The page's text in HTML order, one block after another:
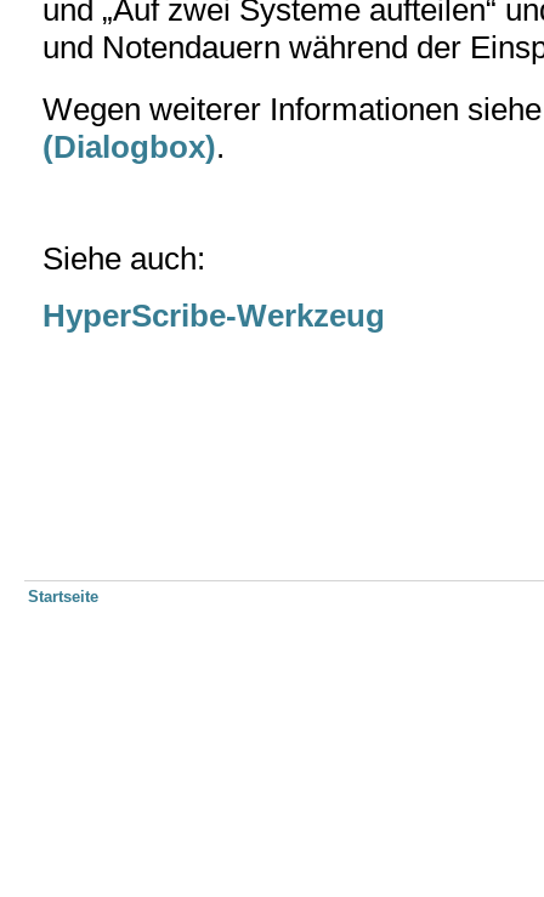
und „Auf zwei Systeme aufteilen“
und Notendauern während der
Wegen weiterer Informationen siehe
(Dialogbox).
Siehe auch:
HyperScribe-Werkzeug
Startseite